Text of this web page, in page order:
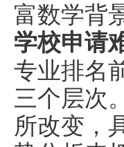
富数学背
学校申请
专业排名
三个层次
所改变，